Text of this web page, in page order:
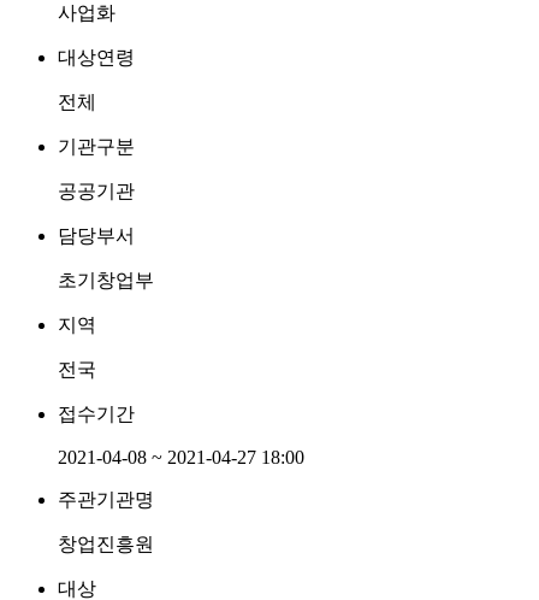
사업화
대상연령
전체
기관구분
공공기관
담당부서
초기창업부
지역
전국
접수기간
2021-04-08 ~ 2021-04-27 18:00
주관기관명
창업진흥원
대상